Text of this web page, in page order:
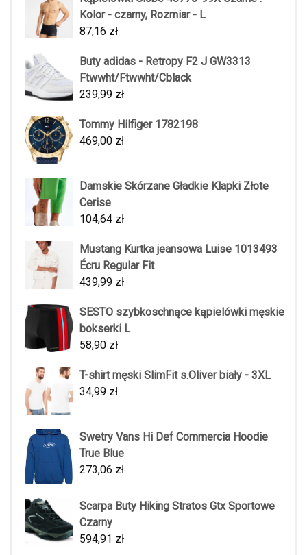
Kolor - czarny, Rozmiar - L
87,16 zł
Buty adidas - Retropy F2 J GW3313
Ftwwht/Ftwwht/Cblack
239,99 zł
Tommy Hilfiger 1782198
469,00 zł
Damskie Skórzane Gładkie Klapki Złote
Cerise
104,64 zł
Mustang Kurtka jeansowa Luise 1013493
Écru Regular Fit
439,99 zł
SESTO szybkoschnące kąpielówki męskie
bokserki L
58,90 zł
T-shirt męski SlimFit s.Oliver biały - 3XL
34,99 zł
Swetry Vans Hi Def Commercia Hoodie
True Blue
273,06 zł
Scarpa Buty Hiking Stratos Gtx Sportowe
Czarny
594,91 zł